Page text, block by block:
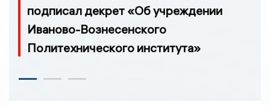
подписал декрет «Об учреждении
Иваново-Вознесенского
Политехнического института»